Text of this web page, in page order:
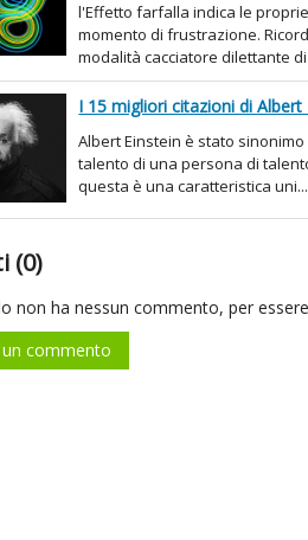
l'Effetto farfalla indica le
momento di frustrazione.
modalità cacciatore dilettante di
I 15 migliori citazioni di
Albert Einstein è stato
talento di una persona di
questa è una caratteristica uni...
(0)
non ha nessun commento, per
commento